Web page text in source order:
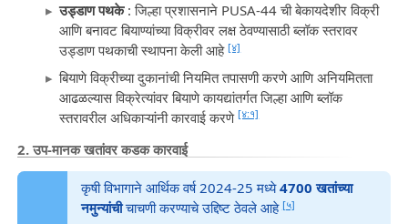
उड्डाण पथके: जिल्हा प्रशासनाने PUSA-44 ची बेकायदेशीर विक्री
आणि बनावट बियाण्यांच्या विक्रीवर लक्ष ठेवण्यासाठी ब्लॉक स्तरावर
उड्डाण पथकाची स्थापना केली आहे [४]
बियाणे विक्रीच्या दुकानांची नियमित तपासणी करणे आणि अनियमितता
आढळल्यास विक्रेत्यांवर बियाणे कायद्यांतर्गत जिल्हा आणि ब्लॉक
स्तरावरील अधिकाऱ्यांनी कारवाई करणे [४:१]
2. उप-मानक खतांवर कडक कारवाई
कृषी विभागाने आर्थिक वर्ष 2024-25 मध्ये4700 खतांच्या
नमुन्यांचीचाचणी करण्याचे उद्दिष्ट ठेवले आहे[५]